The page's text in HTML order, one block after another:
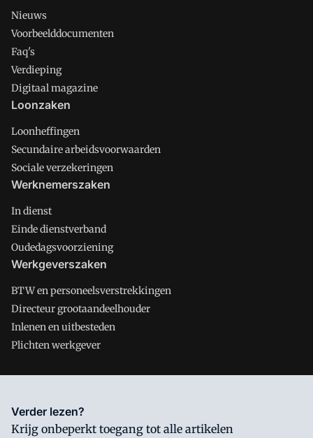
Nieuws
Voorbeelddocumenten
Faq's
Verdieping
Digitaal magazine
Loonzaken
Loonheffingen
Secundaire arbeidsvoorwaarden
Sociale verzekeringen
Werknemerszaken
In dienst
Einde dienstverband
Oudedagsvoorziening
Werkgeverszaken
BTW en personeelsverstrekkingen
Directeur grootaandeelhouder
Inlenen en uitbesteden
Plichten werkgever
Salarisnet is onderdeel van VMN media. Lees in
waar VMN media voor staat. Op gebruik van deze site zijn de
Verder lezen?
Krijg onbeperkt toegang tot alle artikelen